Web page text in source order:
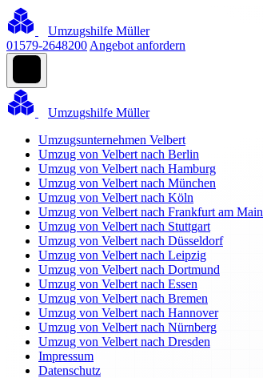
Umzugshilfe Müller
01579-2648200 Angebot anfordern
Umzugshilfe Müller
Umzugsunternehmen Velbert
Umzug von Velbert nach Berlin
Umzug von Velbert nach Hamburg
Umzug von Velbert nach München
Umzug von Velbert nach Köln
Umzug von Velbert nach Frankfurt am Main
Umzug von Velbert nach Stuttgart
Umzug von Velbert nach Düsseldorf
Umzug von Velbert nach Leipzig
Umzug von Velbert nach Dortmund
Umzug von Velbert nach Essen
Umzug von Velbert nach Bremen
Umzug von Velbert nach Hannover
Umzug von Velbert nach Nürnberg
Umzug von Velbert nach Dresden
Impressum
Datenschutz